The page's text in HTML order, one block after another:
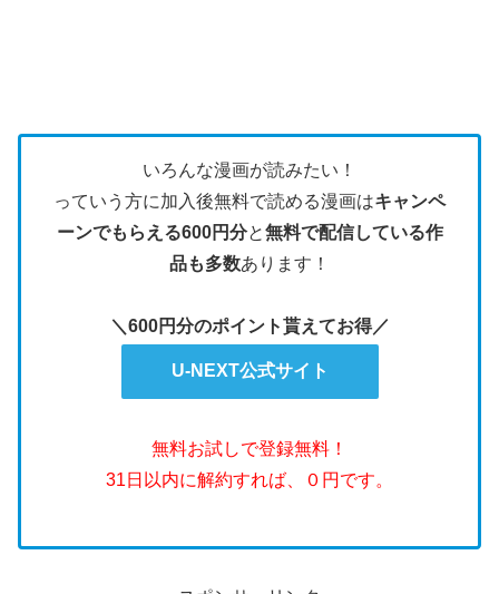
いろんな漫画が読みたい！
っていう方に加入後無料で読める漫画はキャンペ
ーンでもらえる600円分と無料で配信している作
品も多数あります！
＼600円分のポイント貰えてお得／
U-NEXT公式サイト
無料お試しで登録無料！
31日以内に解約すれば、０円です。